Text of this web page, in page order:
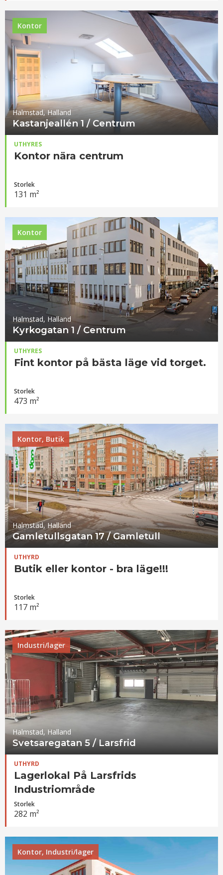
Kontor
Halmstad, Halland
Kastanjeallén 1 / Centrum
UTHYRES
Kontor nära centrum
Storlek
131 m²
Kontor
Halmstad, Halland
Kyrkogatan 1 / Centrum
UTHYRES
Fint kontor på bästa läge vid torget.
Storlek
473 m²
Kontor, Butik
Halmstad, Halland
Gamletullsgatan 17 / Gamletull
UTHYRD
Butik eller kontor - bra läge!!!
Storlek
117 m²
Industri/lager
Halmstad, Halland
Svetsaregatan 5 / Larsfrid
UTHYRD
Lagerlokal På Larsfrids
Industriområde
Storlek
282 m²
Kontor, Industri/lager